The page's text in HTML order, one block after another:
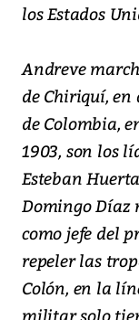
los Estados
Andreve
de Chiriquí, en
de Colombia,
1903, son los
Esteban
Domingo Díaz
como jefe del
repeler las
Colón, en la
militar solo